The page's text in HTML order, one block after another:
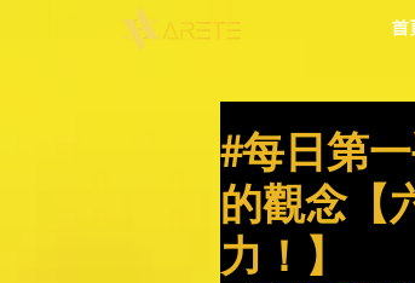
首
#每日第
的觀念【
力！】